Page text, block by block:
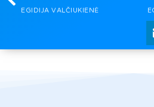
EGIDIJA VALČIUKIENĖ